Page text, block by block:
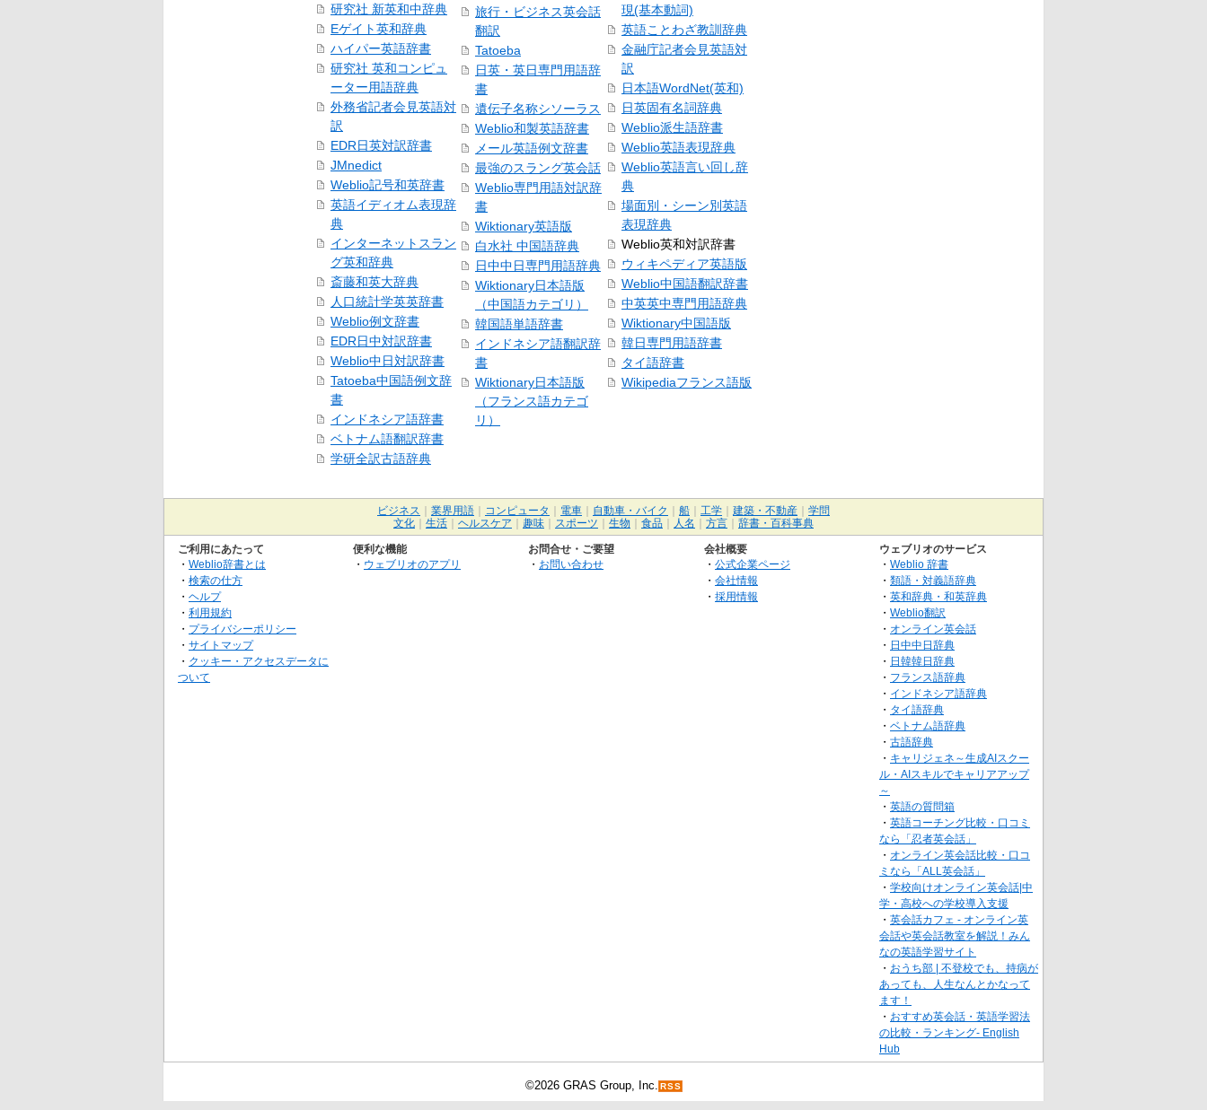
研究社 新英和中辞典
Eゲイト英和辞典
ハイパー英語辞書
研究社 英和コンピュ
ーター用語辞典
外務省記者会見英語対
訳
EDR日英対訳辞書
JMnedict
Weblio記号和英辞書
英語イディオム表現辞
典
インターネットスラン
グ英和辞典
斎藤和英大辞典
人口統計学英英辞書
Weblio例文辞書
EDR日中対訳辞書
Weblio中日対訳辞書
Tatoeba中国語例文辞
書
インドネシア語辞書
ベトナム語翻訳辞書
学研全訳古語辞典
旅行・ビジネス英会話
翻訳
Tatoeba
日英・英日専門用語辞
書
遺伝子名称シソーラス
Weblio和製英語辞書
メール英語例文辞書
最強のスラング英会話
Weblio専門用語対訳辞
書
Wiktionary英語版
白水社 中国語辞典
日中中日専門用語辞典
Wiktionary日本語版
（中国語カテゴリ）
韓国語単語辞書
インドネシア語翻訳辞
書
Wiktionary日本語版
（フランス語カテゴ
リ）
現(基本動詞)
英語ことわざ教訓辞典
金融庁記者会見英語対
訳
日本語WordNet(英和)
日英固有名詞辞典
Weblio派生語辞書
Weblio英語表現辞典
Weblio英語言い回し辞
典
場面別・シーン別英語
表現辞典
Weblio英和対訳辞書
ウィキペディア英語版
Weblio中国語翻訳辞書
中英英中専門用語辞典
Wiktionary中国語版
韓日専門用語辞書
タイ語辞書
Wikipediaフランス語版
ビジネス 業界用語 コンピュータ 電車 自動車・バイク 船 工学 建築・不動産
学問
文化
生活 ヘルスケア 趣味 スポーツ 生物 食品 人名 方言 辞書・百科事典
ご利用にあたって
・ Weblio辞書とは
・ 検索の仕方
・ ヘルプ
・ 利用規約
・ プライバシーポリシー
・ サイトマップ
・ クッキー・アクセスデータに
ついて
便利な機能
・ ウェブリオのアプリ
お問合せ・ご要望
・ お問い合わせ
会社概要
・ 公式企業ページ
・ 会社情報
・ 採用情報
ウェブリオのサービス
・ Weblio 辞書
・ 類語・対義語辞典
・ 英和辞典・和英辞典
・ Weblio翻訳
・ オンライン英会話
・ 日中中日辞典
・ 日韓韓日辞典
・ フランス語辞典
・ インドネシア語辞典
・ タイ語辞典
・ ベトナム語辞典
・ 古語辞典
・ キャリジェネ～生成AIスクー
ル・AIスキルでキャリアアップ
～
・ 英語の質問箱
・ 英語コーチング比較・口コミ
なら「忍者英会話」
・ オンライン英会話比較・口コ
ミなら「ALL英会話」
・ 学校向けオンライン英会話|中
学・高校への学校導入支援
・ 英会話カフェ - オンライン英
会話や英会話教室を解説！みん
なの英語学習サイト
・ おうち部 | 不登校でも、持病が
あっても、人生なんとかなって
ます！
・ おすすめ英会話・英語学習法
の比較・ランキング- English
Hub
©2026 GRAS Group, Inc. RSS